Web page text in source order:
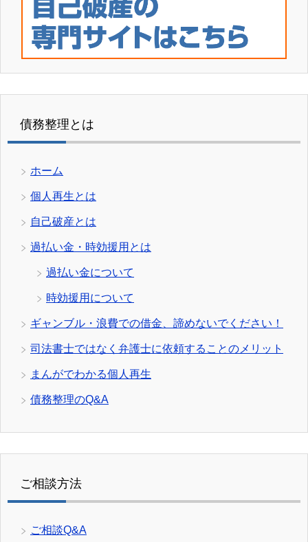
債務整理とは
ホーム
個人再生とは
自己破産とは
過払い金・時効援用とは
過払い金について
時効援用について
ギャンブル・浪費での借金、諦めないでください！
司法書士ではなく弁護士に依頼することのメリット
まんがでわかる個人再生
債務整理のQ&A
ご相談方法
ご相談Q&A